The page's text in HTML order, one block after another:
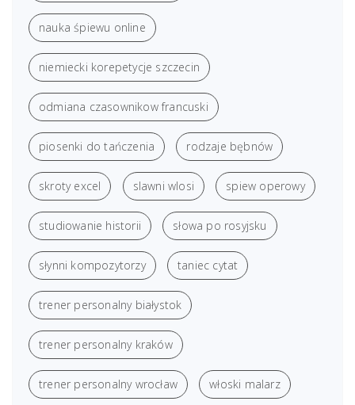
nauka śpiewu online
niemiecki korepetycje szczecin
odmiana czasownikow francuski
piosenki do tańczenia rodzaje bębnów
skroty excel slawni wlosi spiew operowy
studiowanie historii słowa po rosyjsku
słynni kompozytorzy taniec cytat
trener personalny białystok
trener personalny kraków
trener personalny wrocław włoski malarz